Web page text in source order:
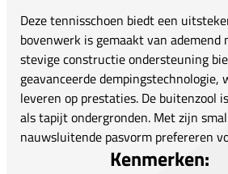
Deze tennisschoen biedt een
bovenwerk is gemaakt van
stevige constructie ondersteuning
geavanceerde
leveren op prestaties. De buitenzool
als tapijt ondergronden. Met zijn
nauwsluitende pasvorm prefereren
Kenmerken: